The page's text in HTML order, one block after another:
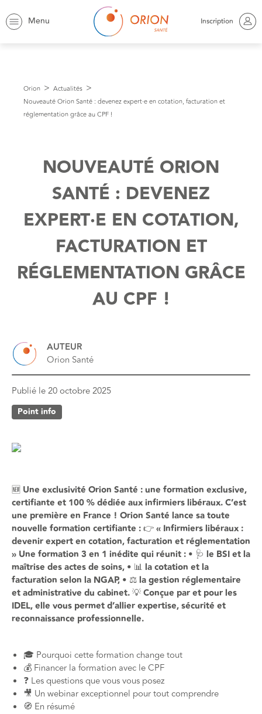
Menu Inscription
Orion
Actualités
Nouveauté Orion Santé : devenez expert·e en cotation, facturation et
réglementation grâce au CPF !
NOUVEAUTÉ ORION
SANTÉ : DEVENEZ
EXPERT·E EN COTATION,
FACTURATION ET
RÉGLEMENTATION GRÂCE
AU CPF !
AUTEUR
Orion Santé
Publié le20 octobre 2025
Point info
🆕 Une exclusivité Orion Santé : une formation exclusive,
certifiante et 100 % dédiée aux infirmiers libéraux. C’est
une première en France ! Orion Santé lance sa toute
nouvelle formation certifiante : 👉 « Infirmiers libéraux :
devenir expert en cotation, facturation et réglementation
» Une formation 3 en 1 inédite qui réunit : • 🩺 le BSI et la
maîtrise des actes de soins, • 📊 la cotation et la
facturation selon la NGAP, • ⚖️ la gestion réglementaire
et administrative du cabinet. 💡 Conçue par et pour les
IDEL, elle vous permet d’allier expertise, sécurité et
reconnaissance professionnelle.
🎓 Pourquoi cette formation change tout
💰 Financer la formation avec le CPF
❓ Les questions que vous vous posez
🎥 Un webinar exceptionnel pour tout comprendre
🧭 En résumé